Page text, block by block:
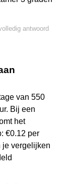
antwoord
van 550
Bij een
het
€0.12 per
je vergelijken